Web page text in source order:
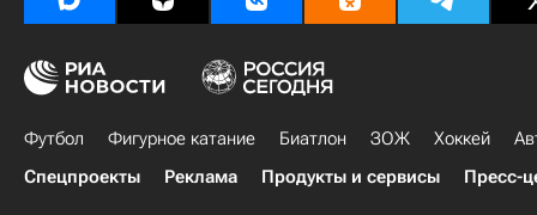
Футбол Фигурное катание Биатлон ЗОЖ Хоккей
Спецпроекты
Реклама Продукты и сервисы Пресс-